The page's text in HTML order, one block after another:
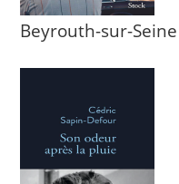
Beyrouth-sur-Seine